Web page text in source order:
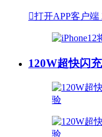
打开APP客户端
120W超快闪